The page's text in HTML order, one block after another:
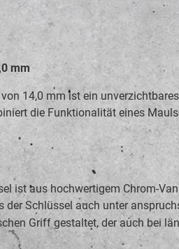
mm
14,0 mm ist ein
die Funktionalität eines
ist aus hochwertigem Chrom-
Schlüssel auch unter
Griff gestaltet, der auch bei